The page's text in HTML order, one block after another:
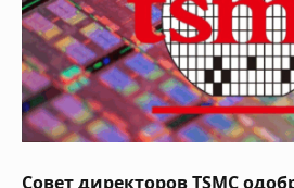
Совет директоров TSMC